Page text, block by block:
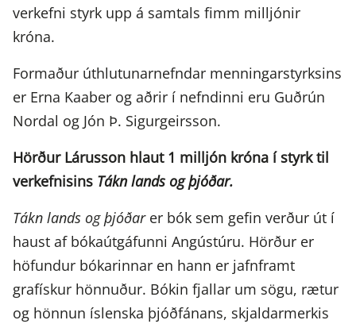
verkefni styrk upp á samtals fimm milljónir
króna.
Formaður úthlutunarnefndar menningarstyrksins
er Erna Kaaber og aðrir í nefndinni eru Guðrún
Nordal og Jón Þ. Sigurgeirsson.
Hörður Lárusson hlaut 1 milljón króna í styrk til
verkefnisins Tákn lands og þjóðar.
Tákn lands og þjóðarer bók sem gefin verður út í
haust af bókaútgáfunni Angústúru. Hörður er
höfundur bókarinnar en hann er jafnframt
grafískur hönnuður. Bókin fjallar um sögu, rætur
og hönnun íslenska þjóðfánans, skjaldarmerkis